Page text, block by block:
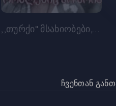
,,თურქი" მსახიობები, რომლებსაც სხვა წარმომავლობა აქვთ
ჩვენთან